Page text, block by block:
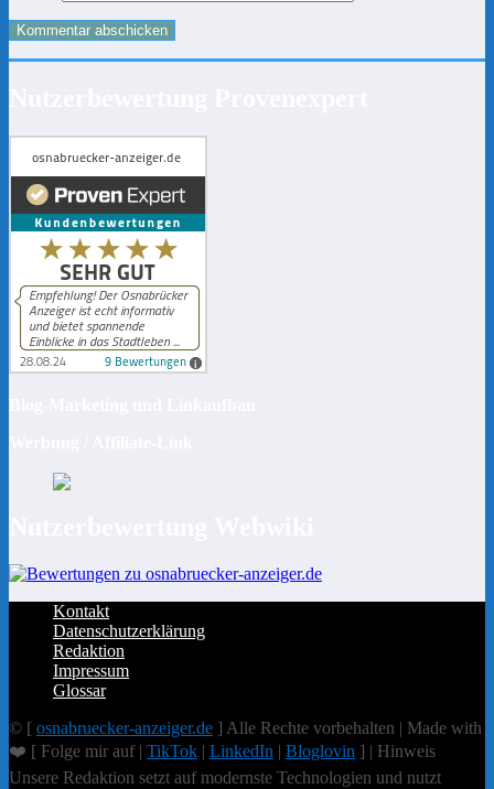
Kontakt
Datenschutzerklärung
Redaktion
Impressum
Glossar
© [ osnabruecker-anzeiger.de ] Alle Rechte vorbehalten | Made with
❤️ [ Folge mir auf | TikTok | LinkedIn | Bloglovin ] | Hinweis
Unsere Redaktion setzt auf modernste Technologien und nutzt